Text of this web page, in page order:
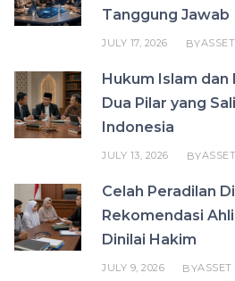
Tanggung Jawab
JULY 17, 2026 BY
Hukum Islam dan
Dua Pilar yang
Indonesia
JULY 13, 2026 BY
Celah Peradilan
Rekomendasi
Dinilai Hakim
JULY 9, 2026 BYASSET